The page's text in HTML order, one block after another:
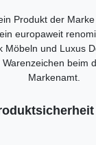
Produkt der Marke
europaweit
Möbeln und Luxus
beim
Markenamt.